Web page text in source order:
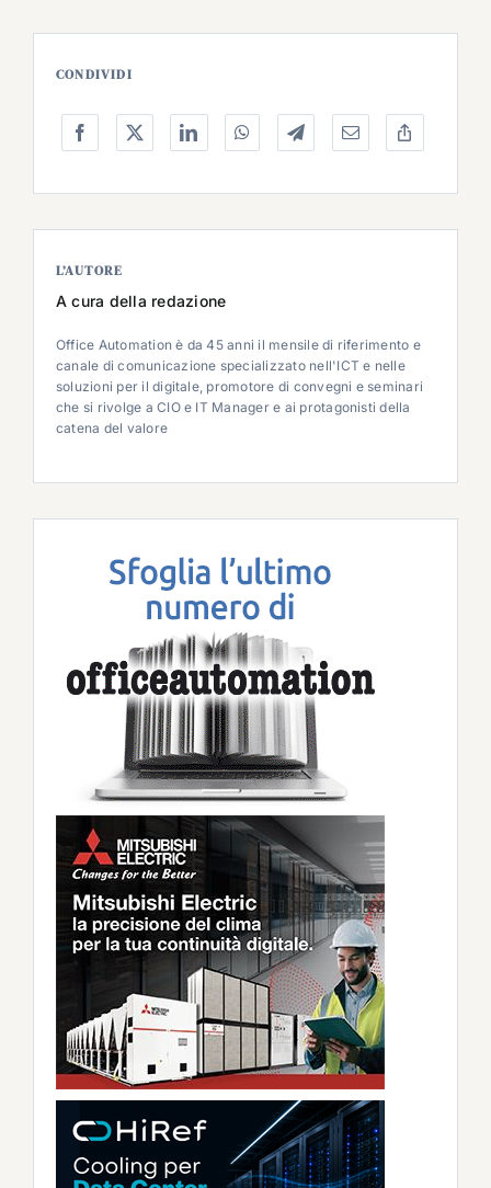
CONDIVIDI
L’AUTORE
A cura della redazione
Office Automation è da 45 anni il mensile di riferimento e
canale di comunicazione specializzato nell'ICT e nelle
soluzioni per il digitale, promotore di convegni e seminari
che si rivolge a CIO e IT Manager e ai protagonisti della
catena del valore